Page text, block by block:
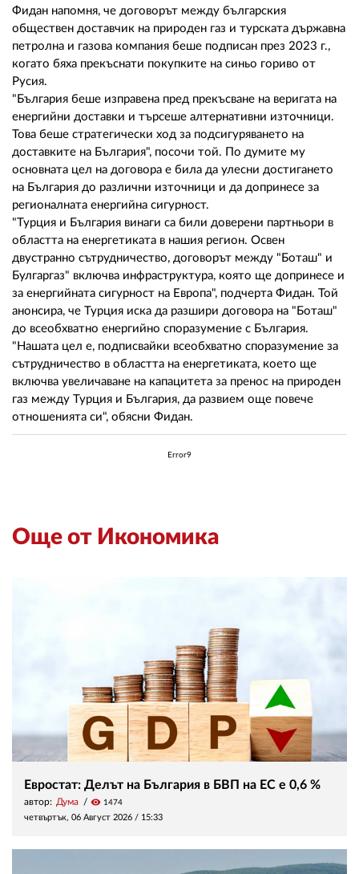
Фидан напомня, че договорът между българския
обществен доставчик на природен газ и турската държавна
петролна и газова компания беше подписан през 2023 г.,
когато бяха прекъснати покупките на синьо гориво от
Русия.
"България беше изправена пред прекъсване на веригата на
енергийни доставки и търсеше алтернативни източници.
Това беше стратегически ход за подсигуряването на
доставките на България", посочи той. По думите му
основната цел на договора е била да улесни достигането
на България до различни източници и да допринесе за
регионалната енергийна сигурност.
"Турция и България винаги са били доверени партньори в
областта на енергетиката в нашия регион. Освен
двустранно сътрудничество, договорът между "Боташ" и
Булгаргаз" включва инфраструктура, която ще допринесе и
за енергийната сигурност на Европа", подчерта Фидан. Той
анонсира, че Турция иска да разшири договора на "Боташ"
до всеобхватно енергийно споразумение с България.
"Нашата цел е, подписвайки всеобхватно споразумение за
сътрудничество в областта на енергетиката, което ще
включва увеличаване на капацитета за пренос на природен
газ между Турция и България, да развием още повече
отношенията си", обясни Фидан.
Error9
Още от Икономика
Евростат: Делът на България в БВП на ЕС е 0,6 %
автор: Дума visibility 1474
четвъртък, 06 Август 2026 / 15:33